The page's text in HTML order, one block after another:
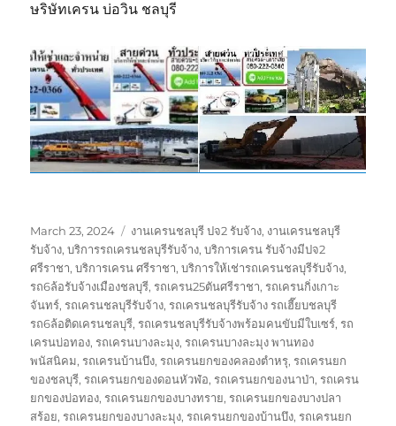
ษริษัทเครน บ่อวิน ชลบุรี
Posted
on
March 23, 2024 Tags
งานเครนชลบุรี ปจ2 รับจ้าง, งานเครนชลบุรี
รับจ้าง,บริการรถเครนชลบุรีรับจ้าง,บริการเครน รับจ้างมีปจ2
ศรีราชา,บริการเครน ศรีราชา,บริการให้เช่ารถเครนชลบุรีรับจ้าง,
รถ6ล้อรับจ้างเมืองชลบุรี,รถเครน25ตันศรีราชา,รถเครนกิ่งเกาะ
จันทร์,รถเครนชลบุรีรับจ้าง,รถเครนชลบุรีรับจ้าง รถเฮี๊ยบชลบุรี
รถ6ล้อติดเครนชลบุรี,รถเครนชลบุรีรับจ้างพร้อมคนขับมีใบเซร์,รถ
เครนบ่อทอง,รถเครนบางละมุง,รถเครนบางละมุง พานทอง
พนัสนิคม,รถเครนบ้านบึง,รถเครนยกของคลองตำหรุ,รถเครนยก
ของชลบุรี,รถเครนยกของดอนหัวฬ่อ,รถเครนยกของนาป่า,รถเครน
ยกของบ่อทอง,รถเครนยกของบางทราย,รถเครนยกของบางปลา
สร้อย,รถเครนยกของบางละมุง,รถเครนยกของบ้านบึง,รถเครนยก